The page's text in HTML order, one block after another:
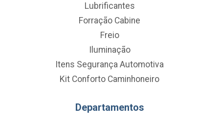
Lubrificantes
Forração Cabine
Freio
Iluminação
Itens Segurança Automotiva
Kit Conforto Caminhoneiro
Departamentos